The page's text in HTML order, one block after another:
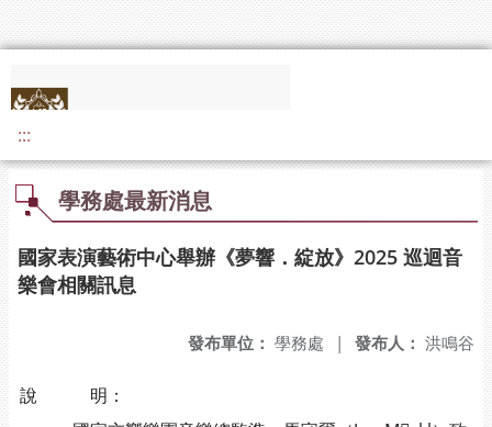
:::
學務處最新消息
國家表演藝術中心舉辦《夢響．綻放》2025 巡迴音
樂會相關訊息
發布人： 洪鳴谷
發布單位： 學務處 |
說 明：